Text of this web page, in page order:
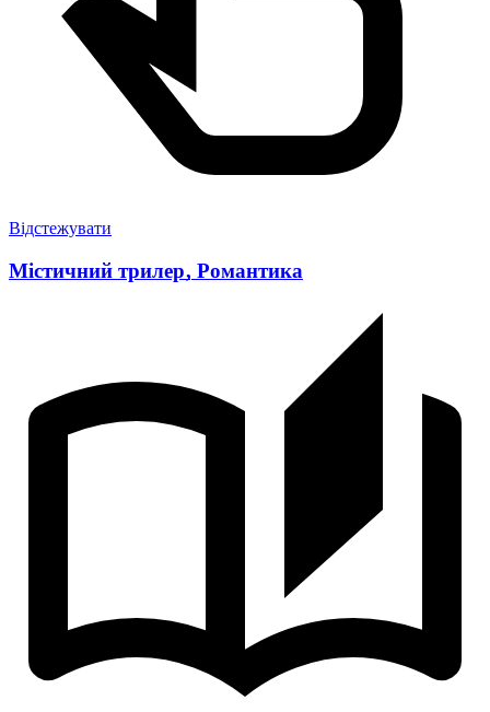
Відстежувати
Містичний трилер, Романтика